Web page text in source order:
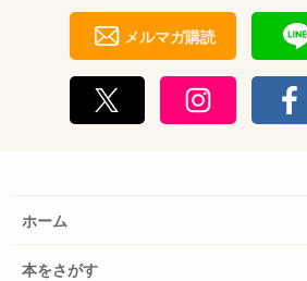
メルマガ購読
ホーム
本をさがす